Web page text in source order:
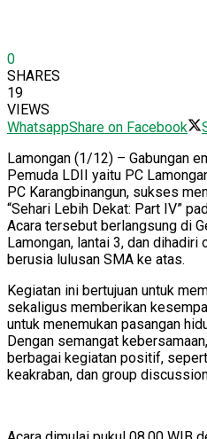
0
SHARES
19
VIEWS
WhatsappShare on Facebook
Lamongan (1/12) – Gabungan
Pemuda LDII yaitu PC
PC Karangbinangun, sukses
“Sehari Lebih Dekat: Part IV”
Acara tersebut berlangsung di
Lamongan, lantai 3, dan dihadiri
berusia lulusan SMA ke atas.
Kegiatan ini bertujuan untuk
sekaligus memberikan
untuk menemukan pasangan
Dengan semangat
berbagai kegiatan positif,
keakraban, dan group